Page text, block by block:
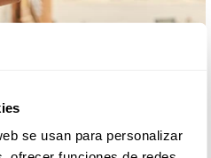
se usan para personalizar